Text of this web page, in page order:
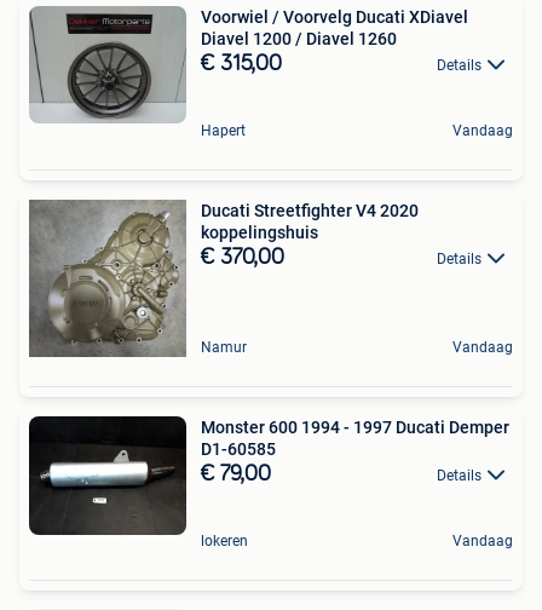
Voorwiel / Voorvelg Ducati XDiavel
Diavel 1200 / Diavel 1260
€ 315,00 Details
Hapert Vandaag
Ducati Streetfighter V4 2020
koppelingshuis
€ 370,00 Details
Namur Vandaag
Monster 600 1994 - 1997 Ducati Demper
D1-60585
€ 79,00 Details
lokeren Vandaag